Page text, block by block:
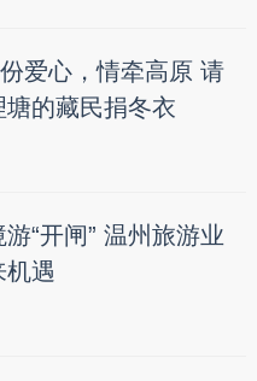
份爱心，情牵高原 请
塘的藏民捐冬衣
游“开闸” 温州旅游业
机遇